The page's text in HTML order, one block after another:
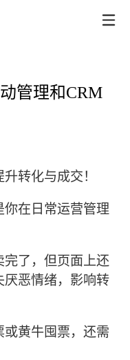
管理和CRM
转化与成交！
在日常运营管理
了，但页面上还
厌恶情绪，影响转
黄牛囤票，还需